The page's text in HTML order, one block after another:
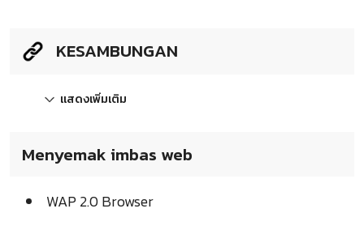
KESAMBUNGAN
แสดงเพิ่มเติม
Menyemak imbas web
WAP 2.0 Browser